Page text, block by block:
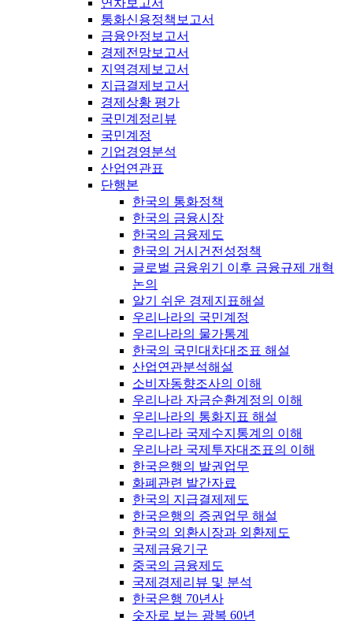
연차보고서
통화신용정책보고서
금융안정보고서
경제전망보고서
지역경제보고서
지급결제보고서
경제상황 평가
국민계정리뷰
국민계정
기업경영분석
산업연관표
단행본
한국의 통화정책
한국의 금융시장
한국의 금융제도
한국의 거시건전성정책
글로벌 금융위기 이후 금융규제 개혁
논의
알기 쉬운 경제지표해설
우리나라의 국민계정
우리나라의 물가통계
한국의 국민대차대조표 해설
산업연관분석해설
소비자동향조사의 이해
우리나라 자금순환계정의 이해
우리나라의 통화지표 해설
우리나라 국제수지통계의 이해
우리나라 국제투자대조표의 이해
한국은행의 발권업무
화폐관련 발간자료
한국의 지급결제제도
한국은행의 증권업무 해설
한국의 외환시장과 외환제도
국제금융기구
중국의 금융제도
국제경제리뷰 및 분석
한국은행 70년사
숫자로 보는 광복 60년